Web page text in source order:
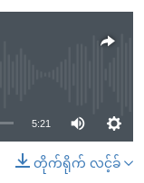
5:21
တိုက်ရိုက် လင့်ခ်